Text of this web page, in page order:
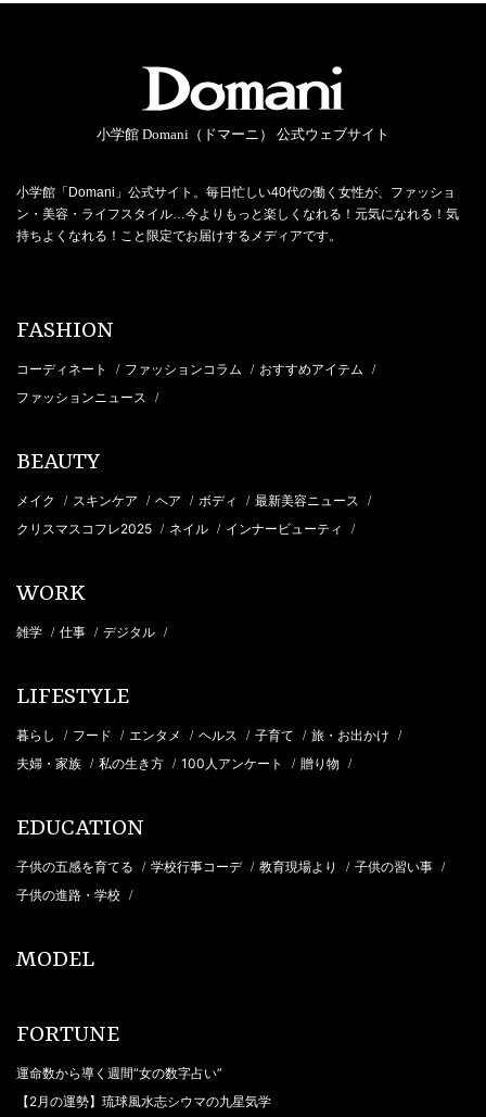
小学館 Domani（ドマーニ） 公式ウェブサイト
小学館「Domani」公式サイト。毎日忙しい40代の働く女性が、ファッショ
ン・美容・ライフスタイル…今よりもっと楽しくなれる！元気になれる！気
持ちよくなれる！こと限定でお届けするメディアです。
FASHION
コーディネート / ファッションコラム / おすすめアイテム /
ファッションニュース /
BEAUTY
メイク / スキンケア / ヘア / ボディ / 最新美容ニュース /
クリスマスコフレ2025 / ネイル / インナービューティ /
WORK
雑学 / 仕事 / デジタル /
LIFESTYLE
暮らし / フード / エンタメ / ヘルス / 子育て / 旅・お出かけ /
夫婦・家族 / 私の生き方 / 100人アンケート / 贈り物 /
EDUCATION
子供の五感を育てる / 学校行事コーデ / 教育現場より / 子供の習い事 /
子供の進路・学校 /
MODEL
FORTUNE
運命数から導く週間“女の数字占い”
【2月の運勢】琉球風水志シウマの九星気学